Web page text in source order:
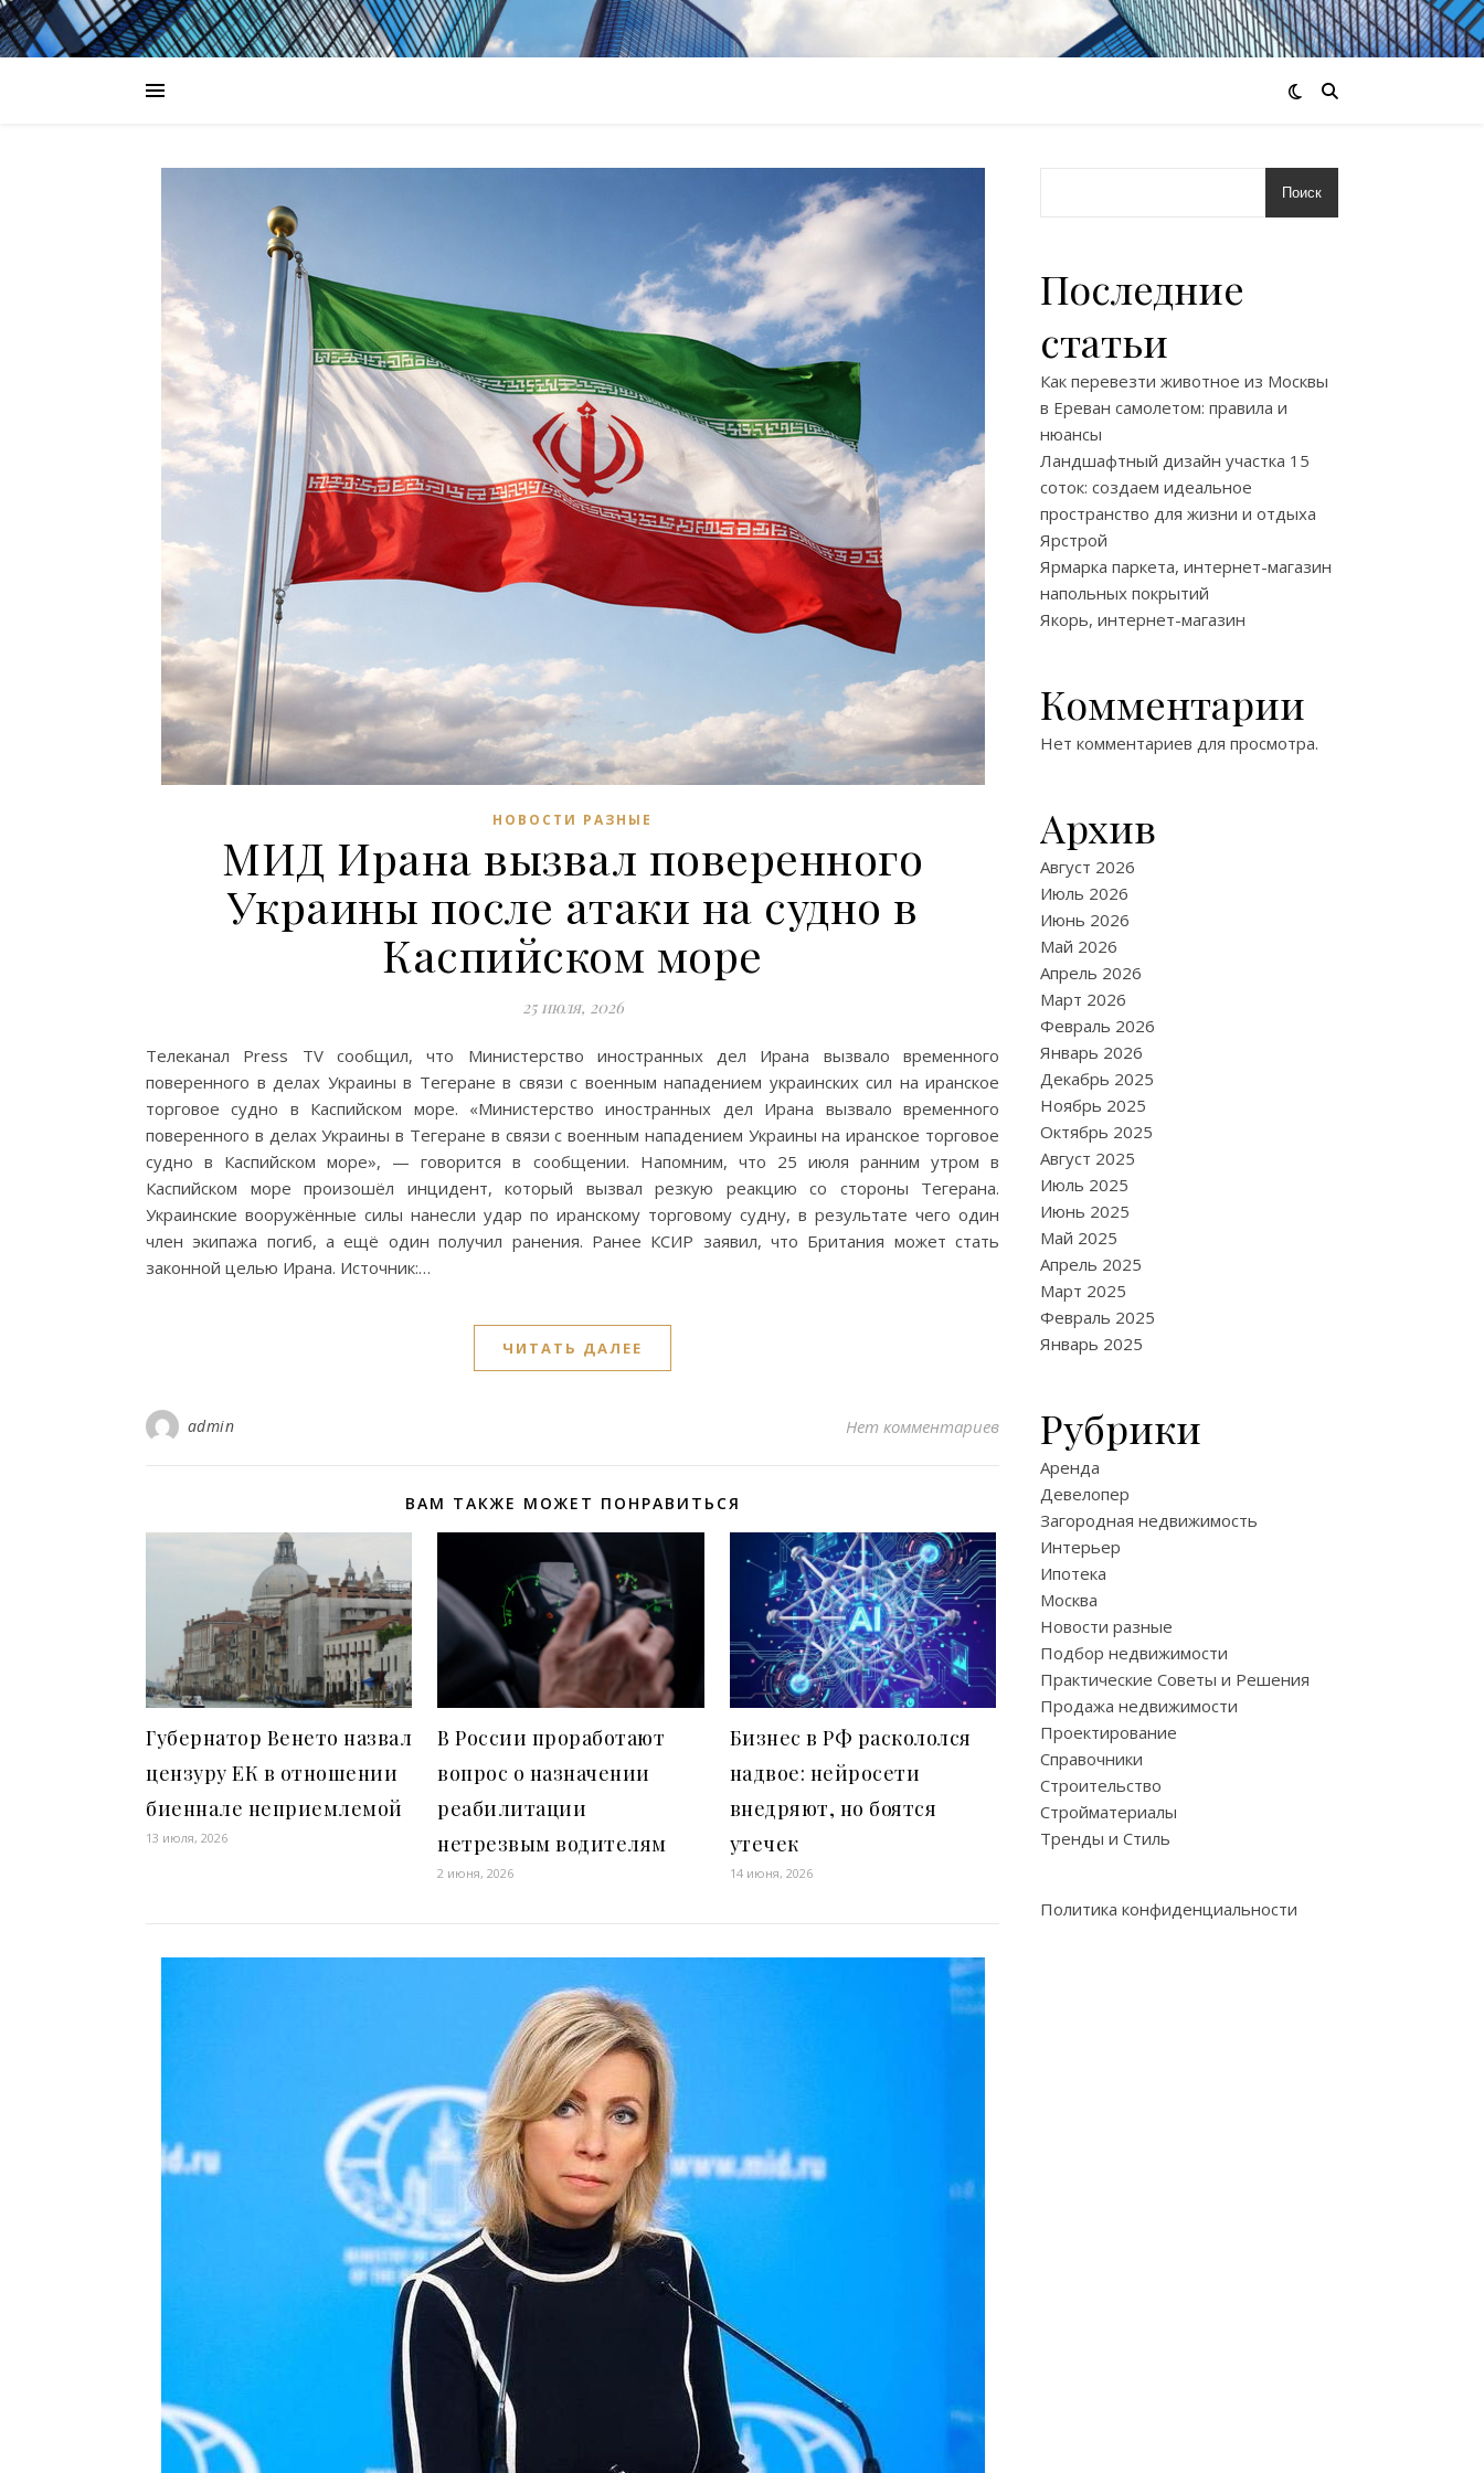
НОВОСТИ РАЗНЫЕ
МИД Ирана вызвал поверенного
Украины после атаки на судно в
Каспийском море
25 июля, 2026
Телеканал Press TV сообщил, что Министерство иностранных дел Ирана вызвало временного
поверенного в делах Украины в Тегеране в связи с военным нападением украинских сил на иранское
торговое судно в Каспийском море. «Министерство иностранных дел Ирана вызвало временного
поверенного в делах Украины в Тегеране в связи с военным нападением Украины на иранское торговое
судно в Каспийском море», — говорится в сообщении. Напомним, что 25 июля ранним утром в
Каспийском море произошёл инцидент, который вызвал резкую реакцию со стороны Тегерана.
Украинские вооружённые силы нанесли удар по иранскому торговому судну, в результате чего один
член экипажа погиб, а ещё один получил ранения. Ранее КСИР заявил, что Британия может стать
законной целью Ирана. Источник:…
ЧИТАТЬ ДАЛЕЕ
admin Нет комментариев
ВАМ ТАКЖЕ МОЖЕТ ПОНРАВИТЬСЯ
Губернатор Венето назвал
цензуру ЕК в отношении
биеннале неприемлемой
13 июля, 2026
В России проработают
вопрос о назначении
реабилитации
нетрезвым водителям
2 июня, 2026
Бизнес в РФ раскололся
надвое: нейросети
внедряют, но боятся
утечек
14 июня, 2026
Поиск
Последние
статьи
Как перевезти животное из Москвы
в Ереван самолетом: правила и
нюансы
Ландшафтный дизайн участка 15
соток: создаем идеальное
пространство для жизни и отдыха
Ярстрой
Ярмарка паркета, интернет-магазин
напольных покрытий
Якорь, интернет-магазин
Комментарии
Нет комментариев для просмотра.
Архив
Август 2026
Июль 2026
Июнь 2026
Май 2026
Апрель 2026
Март 2026
Февраль 2026
Январь 2026
Декабрь 2025
Ноябрь 2025
Октябрь 2025
Август 2025
Июль 2025
Июнь 2025
Май 2025
Апрель 2025
Март 2025
Февраль 2025
Январь 2025
Рубрики
Аренда
Девелопер
Загородная недвижимость
Интерьер
Ипотека
Москва
Новости разные
Подбор недвижимости
Практические Советы и Решения
Продажа недвижимости
Проектирование
Справочники
Строительство
Стройматериалы
Тренды и Стиль
Политика конфиденциальности